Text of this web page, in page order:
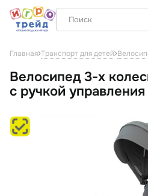
Главная Транспорт для детей
Велосипед 3-х
с ручкой управления